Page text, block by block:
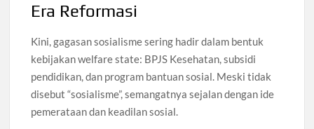
Era Reformasi
Kini, gagasan sosialisme sering hadir dalam bentuk
kebijakan welfare state: BPJS Kesehatan, subsidi
pendidikan, dan program bantuan sosial. Meski tidak
disebut “sosialisme”, semangatnya sejalan dengan ide
pemerataan dan keadilan sosial.